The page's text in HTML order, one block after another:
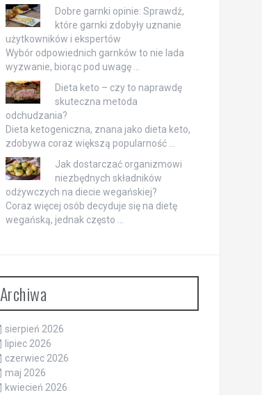
Dobre garnki opinie: Sprawdź,
które garnki zdobyły uznanie
użytkowników i ekspertów
Wybór odpowiednich garnków to nie lada
wyzwanie, biorąc pod uwagę …
Dieta keto – czy to naprawdę
skuteczna metoda
odchudzania?
Dieta ketogeniczna, znana jako dieta keto,
zdobywa coraz większą popularność …
Jak dostarczać organizmowi
niezbędnych składników
odżywczych na diecie wegańskiej?
Coraz więcej osób decyduje się na dietę
wegańską, jednak często …
Archiwa
sierpień 2026
lipiec 2026
czerwiec 2026
maj 2026
kwiecień 2026